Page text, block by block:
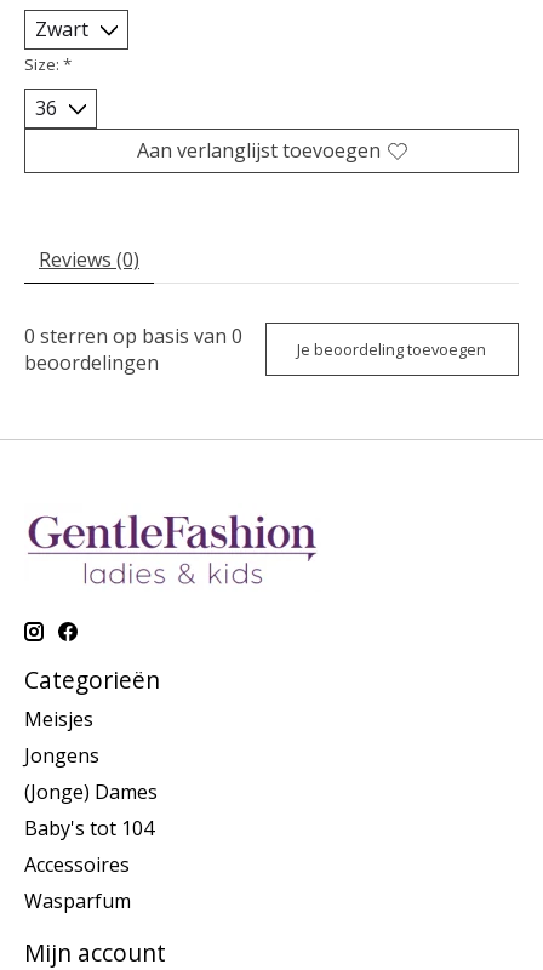
Size: *
Aan verlanglijst toevoegen
Reviews (0)
0 sterren op basis van 0
beoordelingen
Je beoordeling toevoegen
Categorieën
Meisjes
Jongens
(Jonge) Dames
Baby's tot 104
Accessoires
Wasparfum
Mijn account